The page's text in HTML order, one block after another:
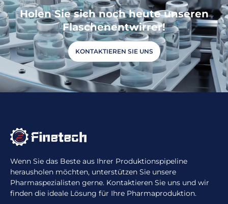
Holen Sie sich noch heute unseren
Flaschenentwirrer!
KONTAKTIEREN SIE UNS
Wenn Sie das Beste aus Ihrer Produktionspipeline
herausholen möchten, unterstützen Sie unsere
Pharmaspezialisten gerne. Kontaktieren Sie uns und wir
finden die ideale Lösung für Ihre Pharmaproduktion.